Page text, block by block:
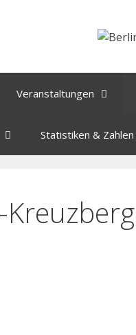
Veranstaltungen
Statistiken & Zahlen